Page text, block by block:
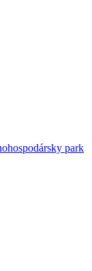
park